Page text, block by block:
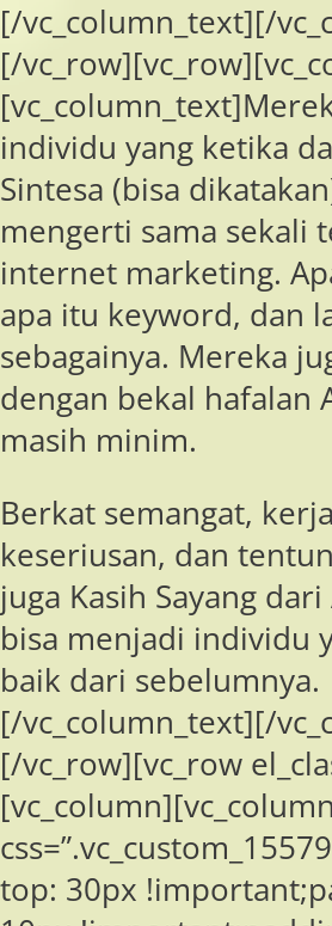
[/vc_column_text][/
[/
individu yang ketika
Sintesa (bisa
mengerti sama sekali
internet marketing.
apa itu keyword, dan
sebagainya. Mereka
dengan bekal hafalan
masih minim.
Berkat semangat,
keseriusan, dan
juga Kasih Sayang
bisa menjadi individu
baik dari sebelumnya.
[/vc_column_text][/
[/vc_row][vc_row
top: 30px